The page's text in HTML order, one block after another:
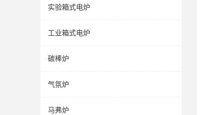
实验箱式电炉
工业箱式电炉
碳棒炉
气氛炉
马弗炉